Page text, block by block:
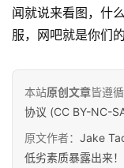
推
荐
具
关
于
登录
闻就说来看图，什
服，网吧就是你们
本站原创文章皆遵
协议 (CC BY-NC-
原文作者： Jake
低劣素质暴露出来！